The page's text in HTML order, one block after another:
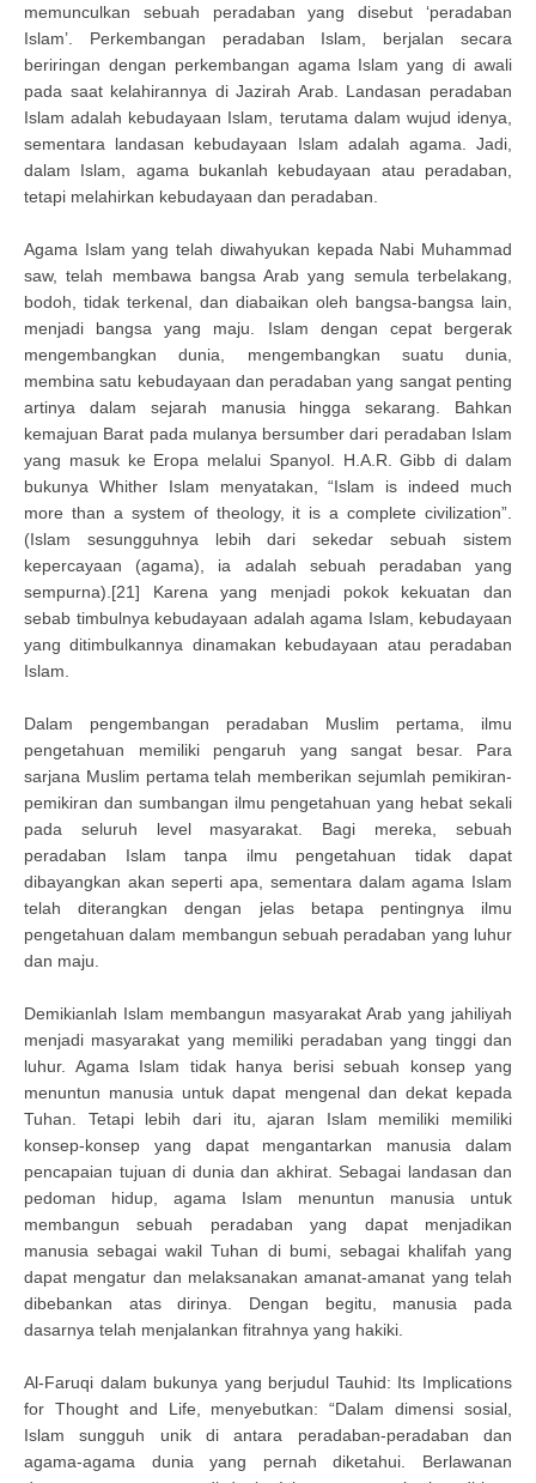
memunculkan sebuah peradaban yang disebut ‘peradaban
Islam’. Perkembangan peradaban Islam, berjalan secara
beriringan dengan perkembangan agama Islam yang di awali
pada saat kelahirannya di Jazirah Arab. Landasan peradaban
Islam adalah kebudayaan Islam, terutama dalam wujud idenya,
sementara landasan kebudayaan Islam adalah agama. Jadi,
dalam Islam, agama bukanlah kebudayaan atau peradaban,
tetapi melahirkan kebudayaan dan peradaban.
Agama Islam yang telah diwahyukan kepada Nabi Muhammad
saw, telah membawa bangsa Arab yang semula terbelakang,
bodoh, tidak terkenal, dan diabaikan oleh bangsa-bangsa lain,
menjadi bangsa yang maju. Islam dengan cepat bergerak
mengembangkan dunia, mengembangkan suatu dunia,
membina satu kebudayaan dan peradaban yang sangat penting
artinya dalam sejarah manusia hingga sekarang. Bahkan
kemajuan Barat pada mulanya bersumber dari peradaban Islam
yang masuk ke Eropa melalui Spanyol. H.A.R. Gibb di dalam
bukunya Whither Islam menyatakan, “Islam is indeed much
more than a system of theology, it is a complete civilization”.
(Islam sesungguhnya lebih dari sekedar sebuah sistem
kepercayaan (agama), ia adalah sebuah peradaban yang
sempurna).[21] Karena yang menjadi pokok kekuatan dan
sebab timbulnya kebudayaan adalah agama Islam, kebudayaan
yang ditimbulkannya dinamakan kebudayaan atau peradaban
Islam.
Dalam pengembangan peradaban Muslim pertama, ilmu
pengetahuan memiliki pengaruh yang sangat besar. Para
sarjana Muslim pertama telah memberikan sejumlah pemikiran-
pemikiran dan sumbangan ilmu pengetahuan yang hebat sekali
pada seluruh level masyarakat. Bagi mereka, sebuah
peradaban Islam tanpa ilmu pengetahuan tidak dapat
dibayangkan akan seperti apa, sementara dalam agama Islam
telah diterangkan dengan jelas betapa pentingnya ilmu
pengetahuan dalam membangun sebuah peradaban yang luhur
dan maju.
Demikianlah Islam membangun masyarakat Arab yang jahiliyah
menjadi masyarakat yang memiliki peradaban yang tinggi dan
luhur. Agama Islam tidak hanya berisi sebuah konsep yang
menuntun manusia untuk dapat mengenal dan dekat kepada
Tuhan. Tetapi lebih dari itu, ajaran Islam memiliki memiliki
konsep-konsep yang dapat mengantarkan manusia dalam
pencapaian tujuan di dunia dan akhirat. Sebagai landasan dan
pedoman hidup, agama Islam menuntun manusia untuk
membangun sebuah peradaban yang dapat menjadikan
manusia sebagai wakil Tuhan di bumi, sebagai khalifah yang
dapat mengatur dan melaksanakan amanat-amanat yang telah
dibebankan atas dirinya. Dengan begitu, manusia pada
dasarnya telah menjalankan fitrahnya yang hakiki.
Al-Faruqi dalam bukunya yang berjudul Tauhid: Its Implications
for Thought and Life, menyebutkan: “Dalam dimensi sosial,
Islam sungguh unik di antara peradaban-peradaban dan
agama-agama dunia yang pernah diketahui. Berlawanan